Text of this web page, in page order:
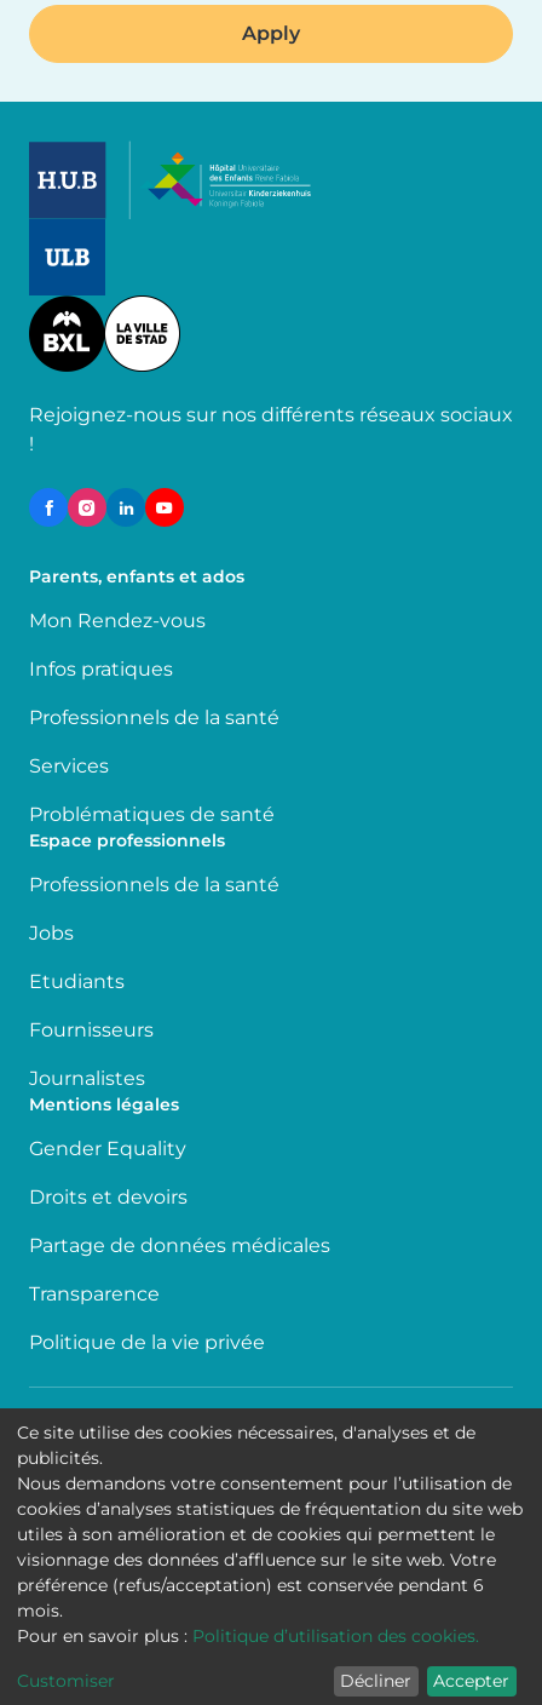
Image
Rejoignez-nous sur nos différents réseaux sociaux
!
Parents, enfants et ados
Mon Rendez-vous
Infos pratiques
Professionnels de la santé
Services
Problématiques de santé
Espace professionnels
Professionnels de la santé
Jobs
Etudiants
Fournisseurs
Journalistes
Mentions légales
Gender Equality
Droits et devoirs
Partage de données médicales
Transparence
Politique de la vie privée
Accessibilité
Contact
Cookies
Mentions légales
Hôpital Universitaire de Bruxelles
Ce site utilise des cookies nécessaires, d'analyses et de
publicités.
Nous demandons votre consentement pour l’utilisation de
cookies d’analyses statistiques de fréquentation du site web
utiles à son amélioration et de cookies qui permettent le
visionnage des données d’affluence sur le site web. Votre
préférence (refus/acceptation) est conservée pendant 6
mois.
Pour en savoir plus : Politique d’utilisation des cookies.
Customiser Décliner Accepter